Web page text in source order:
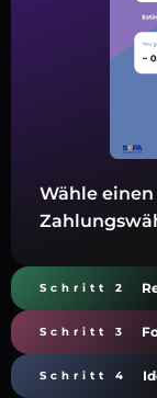
Wähle
Schritt 2
Schritt 3
Schritt 4